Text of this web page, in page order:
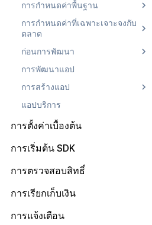
Android
iOS
การกำหนดค่าพื้นฐาน
Android
การกำหนดค่าที่เฉพาะเจาะจงกับ
ตลาด
Android
iOS
Cocos2d-x
Unity
Unreal Engine 4
Unreal Engine 5
ก่อนการพัฒนา
Android
iOS
Cocos2d-x
Unity
Unreal Engine 4
การพัฒนาแอป
การสร้างแอป
Android
iOS
Unity Android
Unity Windows
Unreal Android
Unreal iOS
แอปบริการ
การตั้งค่าเบื้องต้น
ไฟล์การตั้งค่า
Unity
Unreal
การเริ่มต้น SDK
การตรวจสอบสิทธิ์
ข้อกำหนดเบื้องต้น
การเรียกเก็บเงิน
ข้อกำหนดเบื้องต้น
การแจ้งเตือน